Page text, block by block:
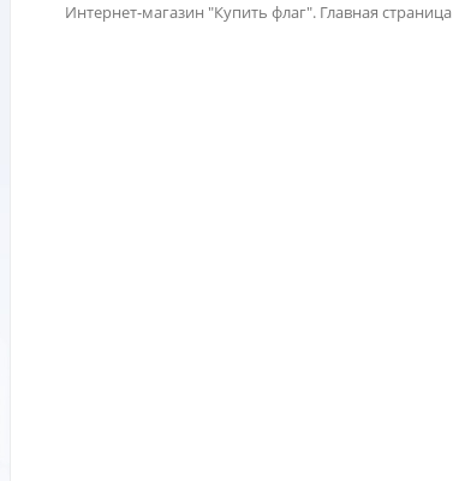
Интернет-магазин "Купить флаг". Главная страница